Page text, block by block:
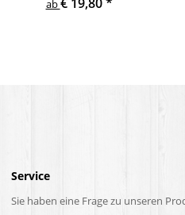
ab
Service
Sie haben eine Frage zu unseren